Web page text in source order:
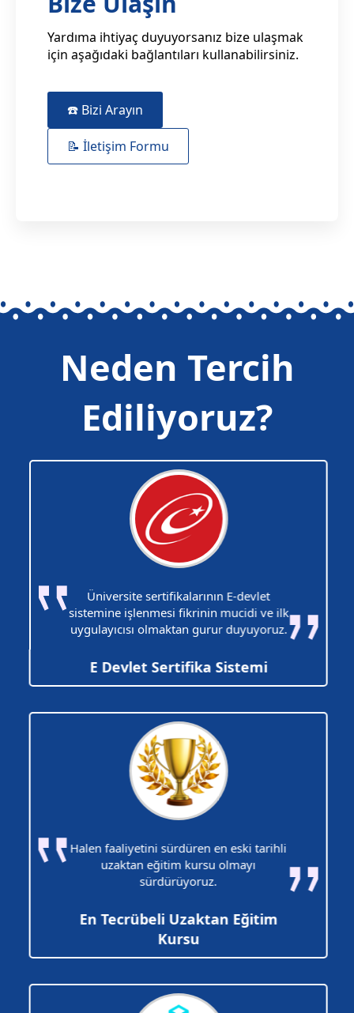
Yardıma ihtiyaç duyuyorsanız bize ulaşmak
için aşağıdaki bağlantıları kullanabilirsiniz.
☎️ Bizi Arayın
📝 İletişim Formu
Neden Tercih
Ediliyoruz?
Üniversite sertifikalarının E-devlet
sistemine işlenmesi fikrinin mucidi ve ilk
uygulayıcısı olmaktan gurur duyuyoruz.
E Devlet Sertifika Sistemi
Halen faaliyetini sürdüren en eski tarihli
uzaktan eğitim kursu olmayı
sürdürüyoruz.
En Tecrübeli Uzaktan Eğitim
Kursu